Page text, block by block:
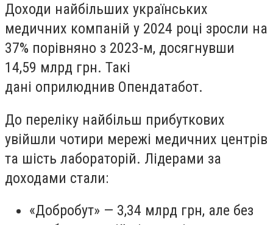
Доходи найбільших українських
медичних компаній у 2024 році зросли на
37% порівняно з 2023-м, досягнувши
14,59 млрд грн. Такі
дані оприлюднив Опендатабот.
До переліку найбільш прибуткових
увійшли чотири мережі медичних центрів
та шість лабораторій. Лідерами за
доходами стали:
«Добробут» — 3,34 млрд грн, але без